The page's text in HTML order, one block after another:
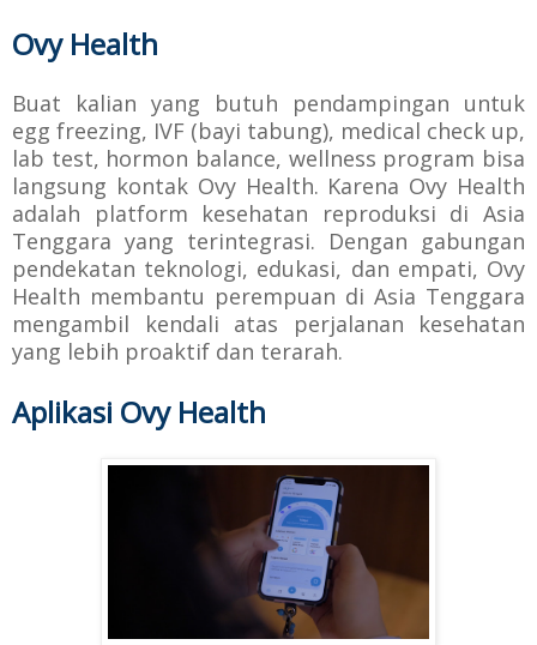
Ovy Health
Buat kalian yang butuh pendampingan untuk
egg freezing, IVF (bayi tabung), medical check up,
lab test, hormon balance, wellness program bisa
langsung kontak Ovy Health. Karena Ovy Health
adalah platform kesehatan reproduksi di Asia
Tenggara yang terintegrasi. Dengan gabungan
pendekatan teknologi, edukasi, dan empati, Ovy
Health membantu perempuan di Asia Tenggara
mengambil kendali atas perjalanan kesehatan
yang lebih proaktif dan terarah.
Aplikasi Ovy Health